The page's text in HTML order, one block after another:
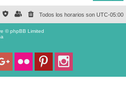
Todos los horarios son UTC-05:00
© phpBB Limited